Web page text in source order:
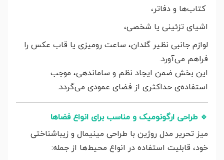
کتاب‌ها و دفاتر،
اشیای تزئینی یا شخصی،
لوازم جانبی نظیر گلدان، ساعت رومیزی یا قاب عکس را
فراهم می‌آورد.
این بخش ضمن ایجاد نظم و ساماندهی، موجب
استفاده‌ی حداکثری از فضای عمودی می‌گردد.
🔹 طراحی ارگونومیک و مناسب برای انواع فضاها
میز تحریر مدل روژین با طراحی مینیمال و زیباشناختی
خود، قابلیت استفاده در انواع محیط‌ها از جمله: